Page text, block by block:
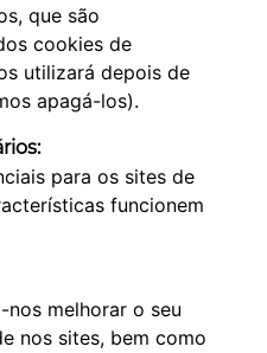
que são
cookies de
utilizará depois de
apagá-los).
para os sites de
funcionem
melhorar o seu
nos sites, bem como